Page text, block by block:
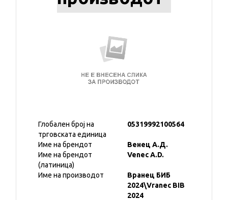
Глобален број на
трговската единица
05319992100564
Име на брендот
Венец А.Д.
Име на брендот
(латиница)
Venec A.D.
Име на производот
Вранец БИБ
2024\Vranec BIB
2024